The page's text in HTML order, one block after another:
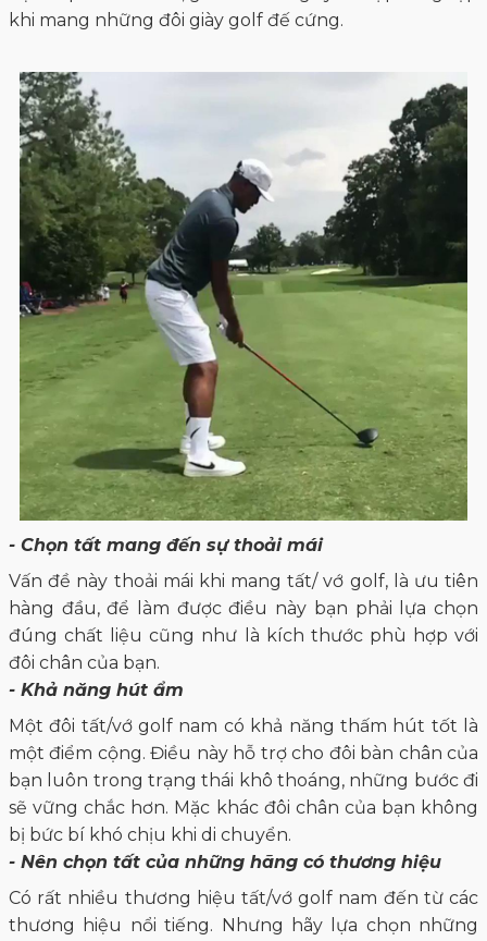
khi mang những đôi giày golf đế cứng.
- Chọn tất mang đến sự thoải mái
Vấn đề này thoải mái khi mang tất/ vớ golf, là ưu tiên
hàng đầu, để làm được điều này bạn phải lựa chọn
đúng chất liệu cũng như là kích thước phù hợp với
đôi chân của bạn.
- Khả năng hút ẩm
Một đôi tất/vớ golf nam có khả năng thấm hút tốt là
một điểm cộng. Điều này hỗ trợ cho đôi bàn chân của
bạn luôn trong trạng thái khô thoáng, những bước đi
sẽ vững chắc hơn. Mặc khác đôi chân của bạn không
bị bức bí khó chịu khi di chuyển.
- Nên chọn tất của những hãng có thương hiệu
Có rất nhiều thương hiệu tất/vớ golf nam đến từ các
thương hiệu nổi tiếng. Nhưng hãy lựa chọn những